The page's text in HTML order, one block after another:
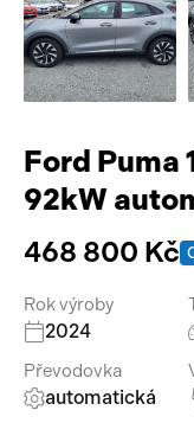
Ford Puma
92kW
468 800 Kč
Rok výroby
2024
Převodovka
automatická